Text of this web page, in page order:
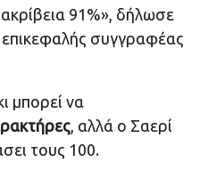
91%», δήλωσε
συγγραφέας
μπορεί να
, αλλά ο Σαερί
τους 100.